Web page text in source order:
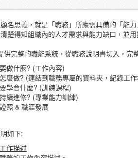
名思義，就是「職務」所應需具備的「能
楚得知組織內的人才需求與能力缺口，並
供完整的職能系統，從職務說明書切入，
要做什麼? (工作內容)
怎麼做? (連結到職務專屬的資料夾，紀錄工
要學會什麼? (訓練課程)
持續進修? (專業能力訓練)
證照 & 職涯發展
如下:
工作描述